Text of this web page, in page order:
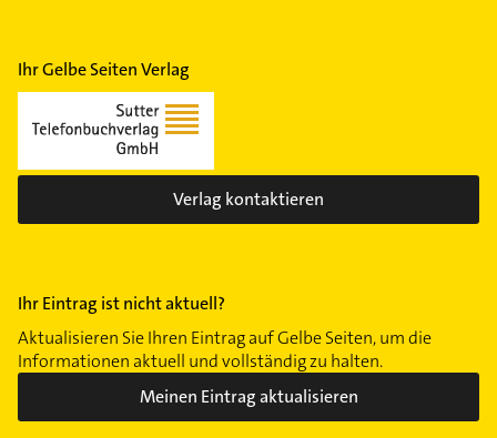
Ihr Gelbe Seiten Verlag
Verlag kontaktieren
Ihr Eintrag ist nicht aktuell?
Aktualisieren Sie Ihren Eintrag auf Gelbe Seiten, um die
Informationen aktuell und vollständig zu halten.
Meinen Eintrag aktualisieren